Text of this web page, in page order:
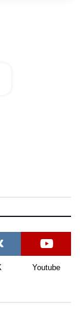
Youtube